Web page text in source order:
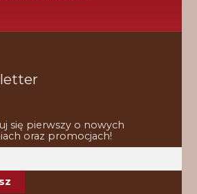
się pierwszy o nowych
oraz promocjach!